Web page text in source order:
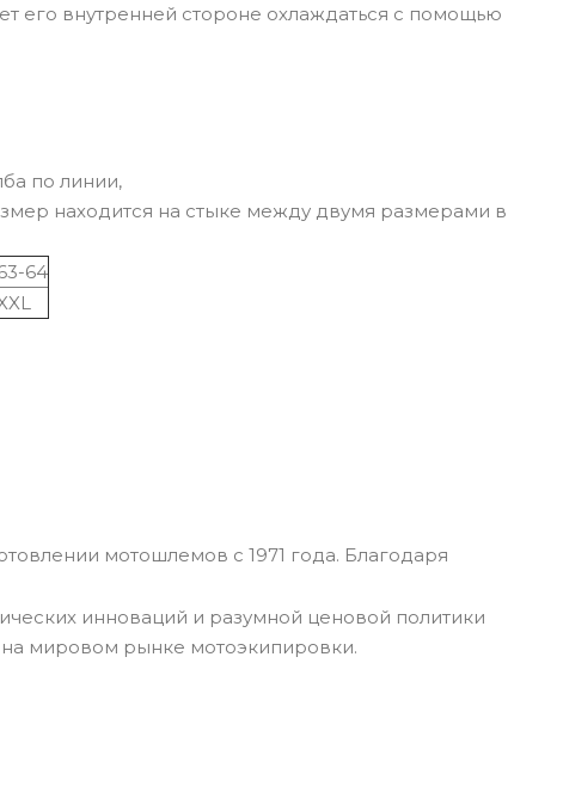
его внутренней стороне охлаждаться с помощью
по линии,
находится на стыке между двумя размерами в
64
мотошлемов с 1971 года. Благодаря
инноваций и разумной ценовой политики
на мировом рынке мотоэкипировки.